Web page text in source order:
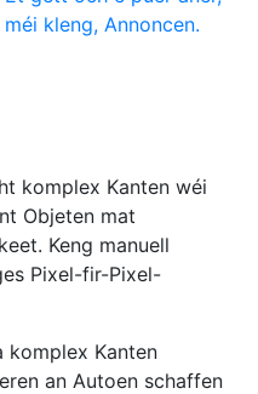
méi kleng, Annoncen.
komplex Kanten wéi
Objeten mat
Keng manuell
Pixel-fir-Pixel-
komplex Kanten
an Autoen schaffen